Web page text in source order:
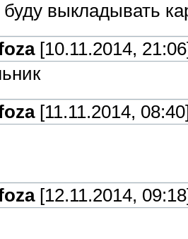
выкладывать
[10.11.2014,
[11.11.2014,
[12.11.2014,